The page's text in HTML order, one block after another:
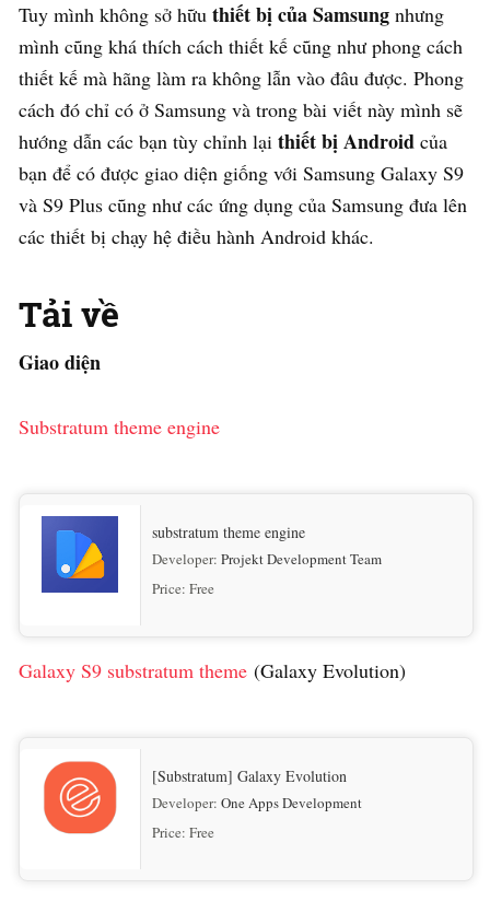
Tuy mình không sở hữu thiết bị của Samsung nhưng
mình cũng khá thích cách thiết kế cũng như phong cách
thiết kế mà hãng làm ra không lẫn vào đâu được. Phong
cách đó chỉ có ở Samsung và trong bài viết này mình sẽ
hướng dẫn các bạn tùy chỉnh lại thiết bị Android của
bạn để có được giao diện giống với Samsung Galaxy S9
và S9 Plus cũng như các ứng dụng của Samsung đưa lên
các thiết bị chạy hệ điều hành Android khác.
Tải về
Giao diện
Substratum theme engine
substratum theme engine
Developer: Projekt Development Team
Price: Free
Galaxy S9 substratum theme (Galaxy Evolution)
[Substratum] Galaxy Evolution
Developer: One Apps Development
Price: Free